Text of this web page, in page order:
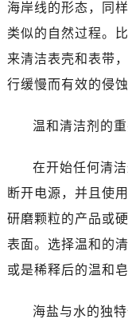
海岸线的形态，同
类似的自然过程。
来清洁表壳和表带
行缓慢而有效的侵蚀
温和清洁剂的
在开始任何清
断开电源，并且使
研磨颗粒的产品或
表面。选择温和的
或是稀释后的温和皂
海盐与水的独特